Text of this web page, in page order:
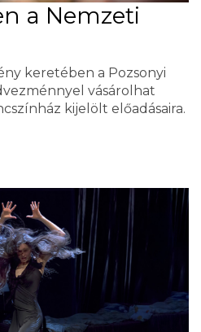
a Nemzeti
keretében a Pozsonyi
vásárolhat
kijelölt előadásaira.